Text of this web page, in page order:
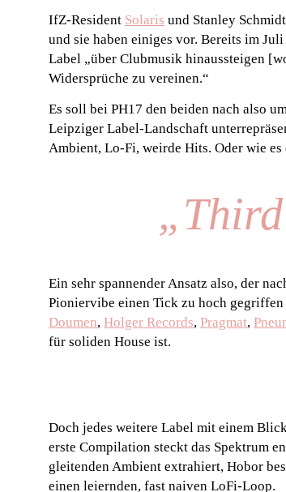
IfZ-Resident Solaris und Stanley
und sie haben einiges vor. Bereits im
Label „über Clubmusik hinaussteigen
Widersprüche zu vereinen.“
Es soll bei PH17 den beiden nach also
Leipziger Label-Landschaft
Ambient, Lo-Fi, weirde Hits. Oder wie
Ein sehr spannender Ansatz also, der
Pioniervibe einen Tick zu hoch
Doumen,Holger Records,Pragmat,
für soliden House ist.
Doch jedes weitere Label mit einem
erste Compilation steckt das Spektrum
gleitenden Ambient extrahiert, Hobor
einen leiernden, fast naiven LoFi-Loop.